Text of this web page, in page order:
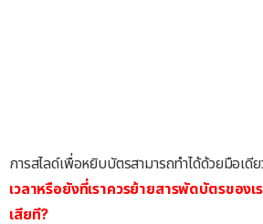
การสไลด์เพื่อหยิบบัตรสามารถทำได้ด้วยมือเดี
เวลาหรือยังที่เราควรย้ายสารพัดบัตรของเ
เสียที?